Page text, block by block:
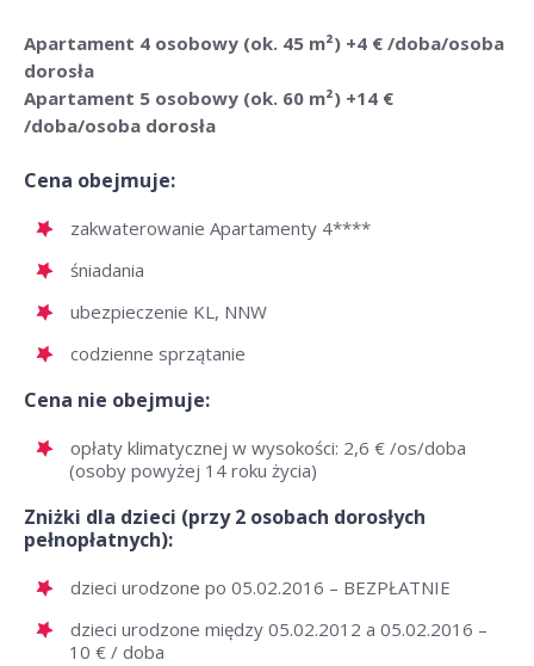
Apartament 4 osobowy (ok. 45 m²) +4 € /doba/osoba
dorosła
Apartament 5 osobowy (ok. 60 m²) +14 €
/doba/osoba dorosła
Cena obejmuje:
zakwaterowanie Apartamenty 4****
śniadania
ubezpieczenie KL, NNW
codzienne sprzątanie
Cena nie obejmuje:
opłaty klimatycznej w wysokości: 2,6 € /os/doba
(osoby powyżej 14 roku życia)
Zniżki dla dzieci (przy 2 osobach dorosłych
pełnopłatnych):
dzieci urodzone po 05.02.2016 – BEZPŁATNIE
dzieci urodzone między 05.02.2012 a 05.02.2016 –
10 € / doba